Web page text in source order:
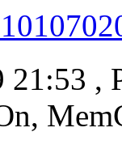
21:53 ,